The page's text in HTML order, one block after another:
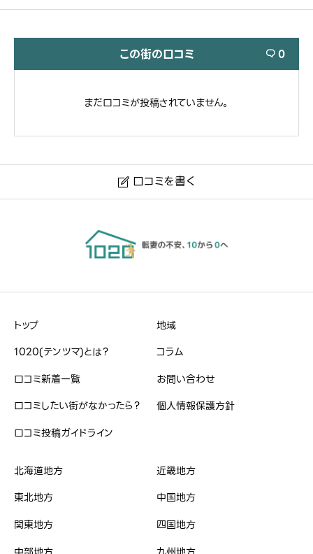
この街の口コミ  0
まだ口コミが投稿されていません。
 口コミを書く
ハンドルネーム
※本名や誤解される名前はご遠慮ください。
治安・雰囲気
買い物
トップ
1020(テンツマ)とは？
口コミ新着一覧
口コミしたい街がなかったら？
口コミ投稿ガイドライン
地域
コラム
お問い合わせ
個人情報保護方針
北海道地方
東北地方
関東地方
近畿地方
中国地方
四国地方